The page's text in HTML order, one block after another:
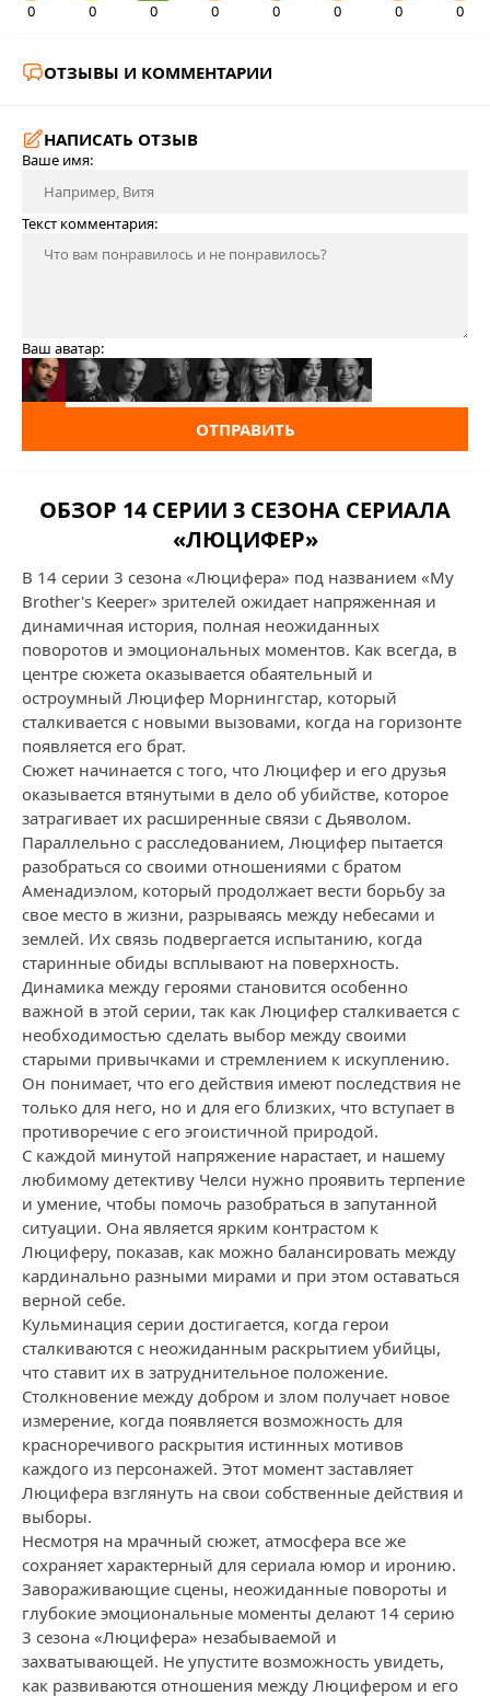
0 0 0 0 0 0 0 0
ОТЗЫВЫ И КОММЕНТАРИИ
НАПИСАТЬ ОТЗЫВ
Ваше имя:
Текст комментария:
Ваш аватар:
ОТПРАВИТЬ
ОБЗОР 14 СЕРИИ 3 СЕЗОНА СЕРИАЛА
«ЛЮЦИФЕР»
В 14 серии 3 сезона «Люцифера» под названием «My
Brother's Keeper» зрителей ожидает напряженная и
динамичная история, полная неожиданных
поворотов и эмоциональных моментов. Как всегда, в
центре сюжета оказывается обаятельный и
остроумный Люцифер Морнингстар, который
сталкивается с новыми вызовами, когда на горизонте
появляется его брат.
Сюжет начинается с того, что Люцифер и его друзья
оказывается втянутыми в дело об убийстве, которое
затрагивает их расширенные связи с Дьяволом.
Параллельно с расследованием, Люцифер пытается
разобраться со своими отношениями с братом
Аменадиэлом, который продолжает вести борьбу за
свое место в жизни, разрываясь между небесами и
землей. Их связь подвергается испытанию, когда
старинные обиды всплывают на поверхность.
Динамика между героями становится особенно
важной в этой серии, так как Люцифер сталкивается с
необходимостью сделать выбор между своими
старыми привычками и стремлением к искуплению.
Он понимает, что его действия имеют последствия не
только для него, но и для его близких, что вступает в
противоречие с его эгоистичной природой.
С каждой минутой напряжение нарастает, и нашему
любимому детективу Челси нужно проявить терпение
и умение, чтобы помочь разобраться в запутанной
ситуации. Она является ярким контрастом к
Люциферу, показав, как можно балансировать между
кардинально разными мирами и при этом оставаться
верной себе.
Кульминация серии достигается, когда герои
сталкиваются с неожиданным раскрытием убийцы,
что ставит их в затруднительное положение.
Столкновение между добром и злом получает новое
измерение, когда появляется возможность для
красноречивого раскрытия истинных мотивов
каждого из персонажей. Этот момент заставляет
Люцифера взглянуть на свои собственные действия и
выборы.
Несмотря на мрачный сюжет, атмосфера все же
сохраняет характерный для сериала юмор и иронию.
Завораживающие сцены, неожиданные повороты и
глубокие эмоциональные моменты делают 14 серию
3 сезона «Люцифера» незабываемой и
захватывающей. Не упустите возможность увидеть,
как развиваются отношения между Люцифером и его